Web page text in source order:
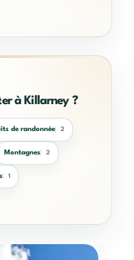
à Killarney ?
de randonnée 2
Montagnes 2
1